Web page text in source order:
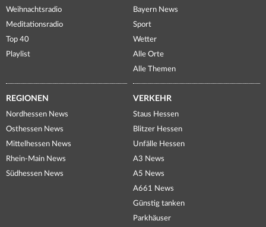
Weihnachtsradio
Meditationsradio
Top 40
Playlist
Bayern News
Sport
Wetter
Alle Orte
Alle Themen
REGIONEN
Nordhessen News
Osthessen News
Mittelhessen News
Rhein-Main News
Südhessen News
VERKEHR
Staus Hessen
Blitzer Hessen
Unfälle Hessen
A3 News
A5 News
A661 News
Günstig tanken
Parkhäuser